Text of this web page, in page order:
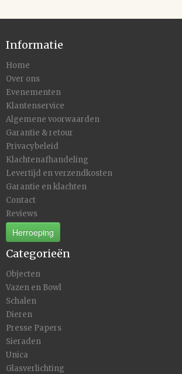
Informatie
Home
Over ons
Evenementen
Klantenservice
Algemene voorwaarden
Garantie & retour
Privacybeleid
Klachtenafhandeling
Levertijd en verzendkosten
Garantie en klachten
Contact
Reviews
Herroeping
Categorieën
Objecten
Vazen en Bowl
Schalen
Dieren
Presse Papers
Sieraden
Unica
Glasverlichting